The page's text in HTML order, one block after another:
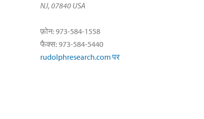
NJ, 07840 USA
फ़ोन: 973-584-1558
फैक्स: 973-584-5440
rudolphresearch.com पर